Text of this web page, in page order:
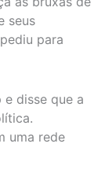
seus
para
disse que a
uma rede